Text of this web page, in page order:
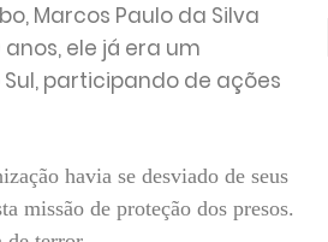
Marcos Paulo da Silva
ele já era um
participando de ações
havia se desviado de seus
missão de proteção dos presos.